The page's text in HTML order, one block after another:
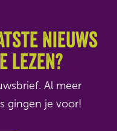
nieuws
lezen?
Al meer
gingen je voor!